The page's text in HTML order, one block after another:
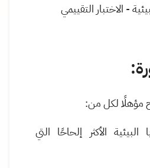
- الاختبار التقييمي
:
مؤهلًا لكل من:
الأكثر إلحاحًا التي